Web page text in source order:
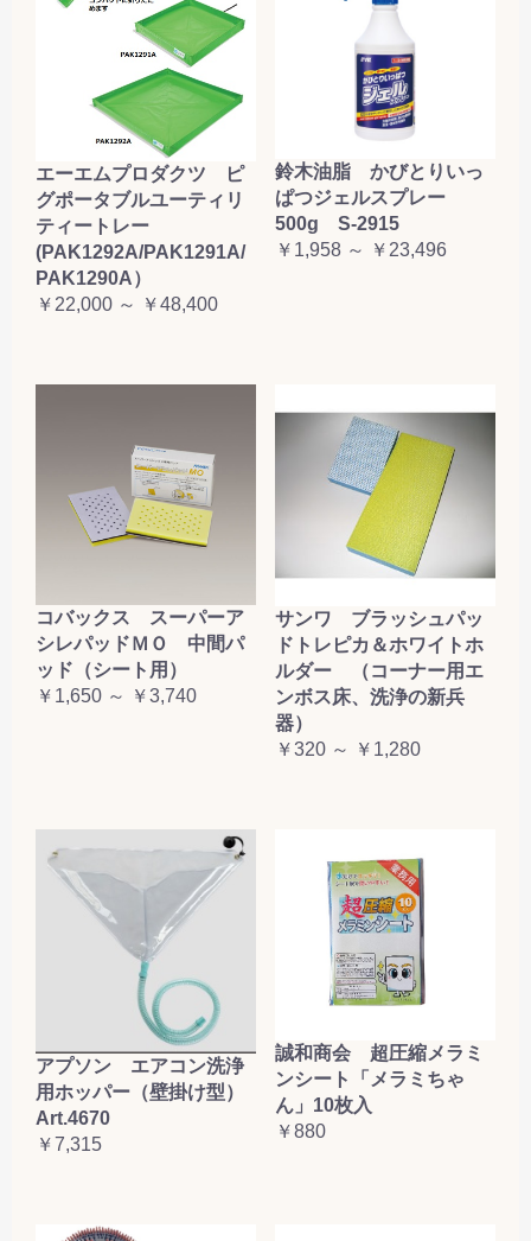
エーエムプロダクツ ピ
グポータブルユーティリ
ティートレー
(PAK1292A/PAK1291A/
PAK1290A）
￥22,000 ～ ￥48,400
鈴木油脂 かびとりいっ
ぱつジェルスプレー
500g S-2915
￥1,958 ～ ￥23,496
コバックス スーパーア
シレパッドＭＯ 中間パ
ッド（シート用）
￥1,650 ～ ￥3,740
サンワ ブラッシュパッ
ドトレピカ＆ホワイトホ
ルダー （コーナー用エ
ンボス床、洗浄の新兵
器）
￥320 ～ ￥1,280
アプソン エアコン洗浄
用ホッパー（壁掛け型）
Art.4670
￥7,315
誠和商会 超圧縮メラミ
ンシート「メラミちゃ
ん」10枚入
￥880